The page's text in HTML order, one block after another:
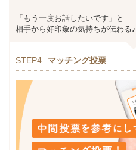
「もう一度お話したいです」と
相手から好印象の気持ちが伝わる♪
STEP4 マッチング投票